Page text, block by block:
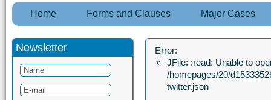
Home Forms and Clauses Major Cases
Newsletter
Error:
JFile: :read: Unable to
/homepages/20/
twitter.json